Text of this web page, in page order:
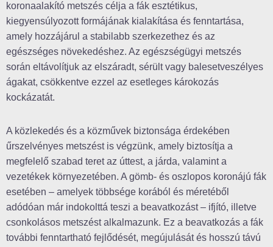
koronaalakító metszés célja a fák esztétikus,
kiegyensúlyozott formájának kialakítása és fenntartása,
amely hozzájárul a stabilabb szerkezethez és az
egészséges növekedéshez. Az egészségügyi metszés
során eltávolítjuk az elszáradt, sérült vagy balesetveszélyes
ágakat, csökkentve ezzel az esetleges károkozás
kockázatát.
A közlekedés és a közművek biztonsága érdekében
űrszelvényes metszést is végzünk, amely biztosítja a
megfelelő szabad teret az úttest, a járda, valamint a
vezetékek környezetében. A gömb- és oszlopos koronájú fák
esetében – amelyek többsége korából és méretéből
adódóan már indokolttá teszi a beavatkozást – ifjító, illetve
csonkolásos metszést alkalmazunk. Ez a beavatkozás a fák
további fenntartható fejlődését, megújulását és hosszú távú